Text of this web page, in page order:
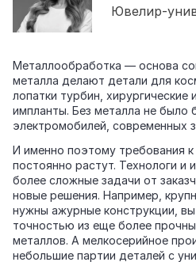
Ювелир-
Металлообработка — основа
металла делают детали для
лопатки турбин,
импланты. Без металла не было
электромобилей, современных
И именно поэтому требования
постоянно растут. Технологи и
более сложные задачи от
новые решения. Например,
нужны ажурные конструкции,
точностью из еще более
металлов. А мелкосерийное
небольшие партии деталей с